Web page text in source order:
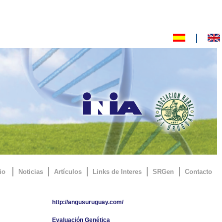
Noticias Artículos Links de Interes SRGen Contacto
http://angusuruguay.com/
Evaluación Genética